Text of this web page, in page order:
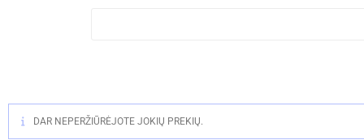
DAR NEPERŽIŪRĖJOTE JOKIŲ PREKIŲ.